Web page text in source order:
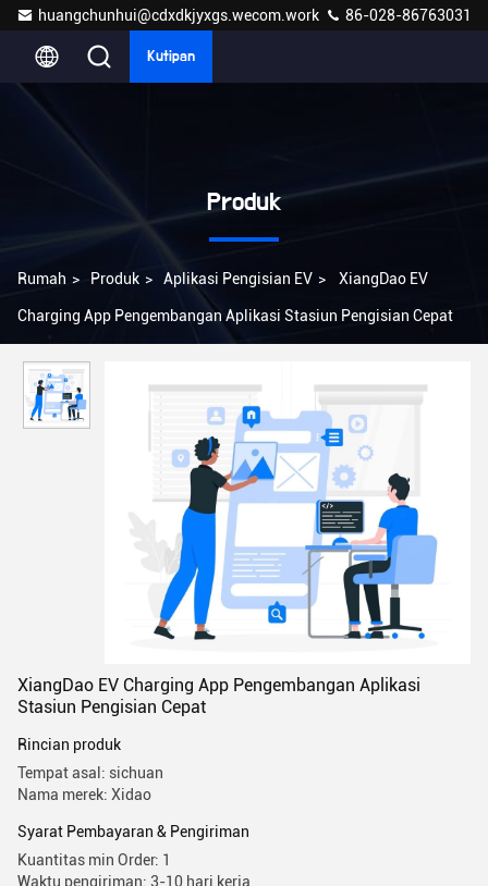
huangchunhui@cdxdkjyxgs.wecom.work 86-028-86763031
Kutipan
Produk
Rumah > Produk > Aplikasi Pengisian EV > XiangDao EV
Charging App Pengembangan Aplikasi Stasiun Pengisian Cepat
XiangDao EV Charging App Pengembangan Aplikasi
Stasiun Pengisian Cepat
Rincian produk
Tempat asal: sichuan
Nama merek: Xidao
Syarat Pembayaran & Pengiriman
Kuantitas min Order: 1
Waktu pengiriman: 3-10 hari kerja